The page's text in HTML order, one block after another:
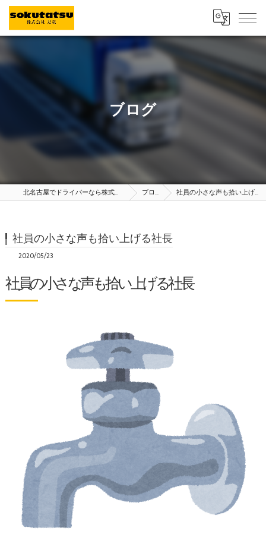
ブログ
北名古屋でドライバーなら株式会社足竜 ブログ 社員の小さな声も拾い上げる社長
社員の小さな声も拾い上げる社長
2020/05/23
社員の小さな声も拾い上げる社長